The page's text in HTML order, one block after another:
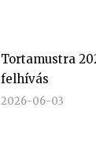
Tortamustra
felhívás
2026-06-03